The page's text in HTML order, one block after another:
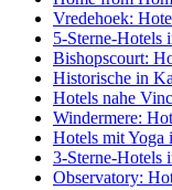
Vredehoek:
5-Sterne-Hotels
Bishopscourt:
Historische in
Hotels nahe
Windermere:
Hotels mit Yoga
3-Sterne-Hotels
Observatory: